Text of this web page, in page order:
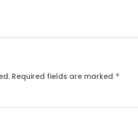
Required fields are marked *